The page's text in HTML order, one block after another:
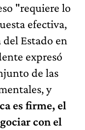
"requiere lo
efectiva,
Estado en
expresó
de las
y
es firme, el
con el